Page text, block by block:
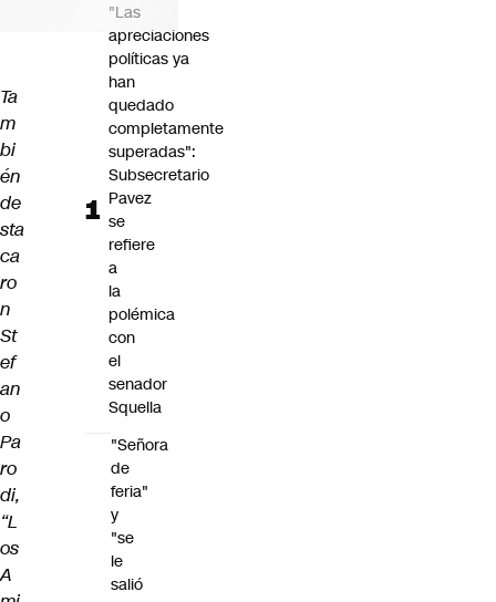
Ta
m
bi
én
de
sta
ca
ro
n
St
ef
an
o
Pa
ro
di,
“L
os
A
"Las
apreciaciones
políticas ya
han
quedado
completamente
superadas":
Subsecretario
Pavez
se
refiere
a
la
polémica
con
el
senador
Squella
"Señora
de
feria"
y
"se
le
salió